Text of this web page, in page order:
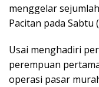
menggelar
Pacitan pada Sabtu
Usai menghadiri
perempuan
operasi pasar